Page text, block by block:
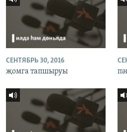
СЕНТЯБРЬ 30, 2016
җомга тапшыруы